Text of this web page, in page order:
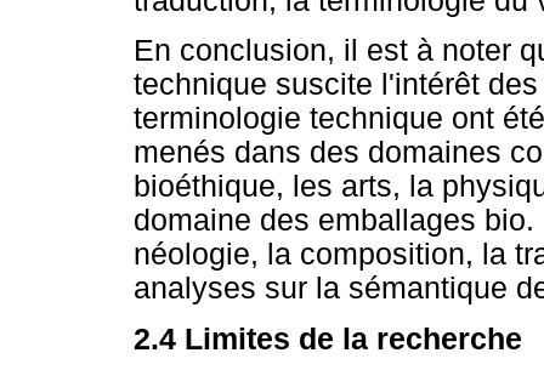
En conclusion, il est à noter
technique suscite l'intérêt
terminologie technique ont
menés dans des domaines
bioéthique, les arts, la
domaine des emballages
néologie, la composition, la
analyses sur la sémantique
2.4 Limites de la recherche